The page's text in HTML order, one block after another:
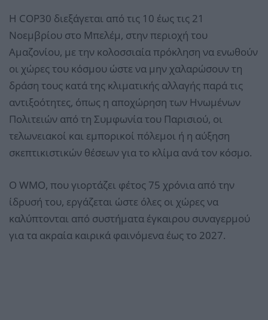
Η COP30 διεξάγεται από τις 10 έως τις 21
Νοεμβρίου στο Μπελέμ, στην περιοχή του
Αμαζονίου, με την κολοσσιαία πρόκληση να ενωθούν
οι χώρες του κόσμου ώστε να μην χαλαρώσουν τη
δράση τους κατά της κλιματικής αλλαγής παρά τις
αντιξοότητες, όπως η αποχώρηση των Ηνωμένων
Πολιτειών από τη Συμφωνία του Παρισιού, οι
τελωνειακοί και εμπορικοί πόλεμοι ή η αύξηση
σκεπτικιστικών θέσεων για το κλίμα ανά τον κόσμο.
Ο WMO, που γιορτάζει φέτος 75 χρόνια από την
ίδρυσή του, εργάζεται ώστε όλες οι χώρες να
καλύπτονται από συστήματα έγκαιρου συναγερμού
για τα ακραία καιρικά φαινόμενα έως το 2027.